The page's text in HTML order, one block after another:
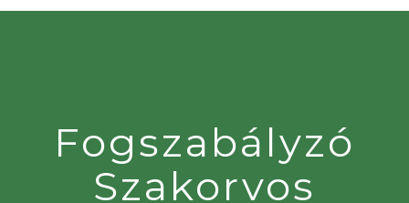
Fogszabályzó
Szakorvos